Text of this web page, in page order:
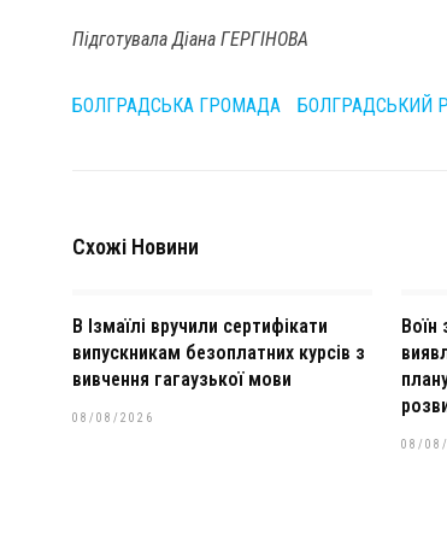
Підготувала Діана ГЕРГІНОВА
БОЛГРАДСЬКА ГРОМАДА БОЛГРАДСЬКИЙ
Схожі Новини
В Ізмаїлі вручили сертифікати
випускникам безоплатних курсів з
вивчення гагаузької мови
08/08/2026
Воїн
08/